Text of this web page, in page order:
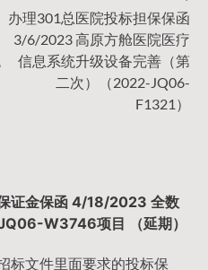
办理301总医院投标担保保函
3/6/2023 高原方舱医院医疗
信息系统升级设备完善（第
二次）（2022-JQ06-
F1321）
证金保函 4/18/2023 全数
W3746项目 （延期）
标文件里面要求的投标保